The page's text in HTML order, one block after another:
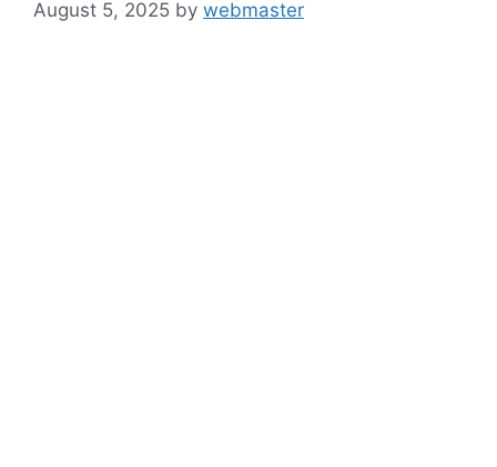
August 5, 2025 by webmaster